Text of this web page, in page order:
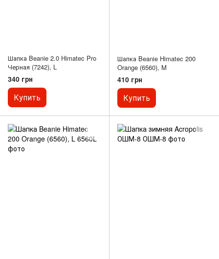
Шапка Beanie 2.0 Himatec Pro
Черная (7242), L
340 грн
Купить
Шапка Beanie Himatec 200
Orange (6560), M
410 грн
Купить